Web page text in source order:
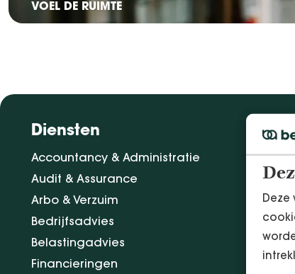
VOEL DE RUIMTE
Diensten
Accountancy & Administratie
Audit & Assurance
Arbo & Verzuim
Bedrijfsadvies
Belastingadvies
Financieringen